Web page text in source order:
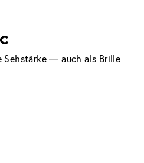
Sehstärke — auchals Brille